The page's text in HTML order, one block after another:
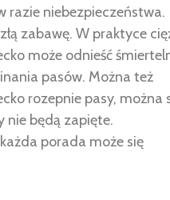
razie niebezpieczeństwa.
zabawę. W praktyce
może odnieść
pasów. Można też
rozepnie pasy, można
nie będą zapięte.
porada może się